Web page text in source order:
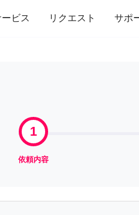
ビス リクエスト サポ
事 引っ越し インテリア
1
依頼内容